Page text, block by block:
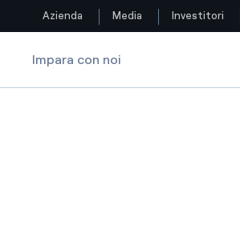
Seguici
Azienda Media Investitori
Impara con noi